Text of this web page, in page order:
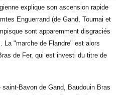
explique son ascension rapide
Enguerrand (de Gand, Tournai et
sont apparemment disgraciés
La "marche de Flandre" est alors
de Fer, qui est investi du titre de
saint-Bavon de Gand, Baudouin Bras